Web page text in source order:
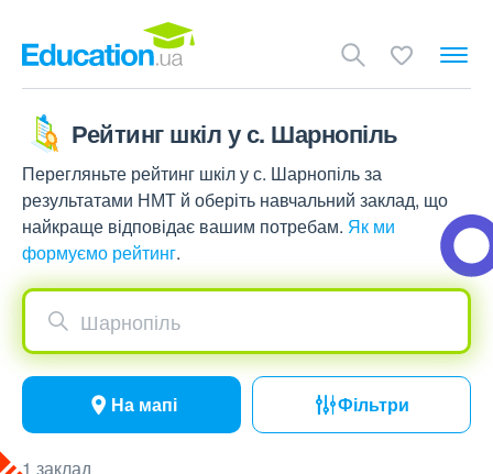
Рейтинг шкіл у с. Шарнопіль
Перегляньте рейтинг шкіл у с. Шарнопіль за
результатами НМТ й оберіть навчальний заклад, що
найкраще відповідає вашим потребам. Як ми
формуємо рейтинг.
Шарнопіль
На мапі Фільтри
1 заклад